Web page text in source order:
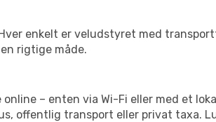
enkelt er veludstyret med
rigtige måde.
– enten via Wi-Fi eller med et
offentlig transport eller privat taxa.